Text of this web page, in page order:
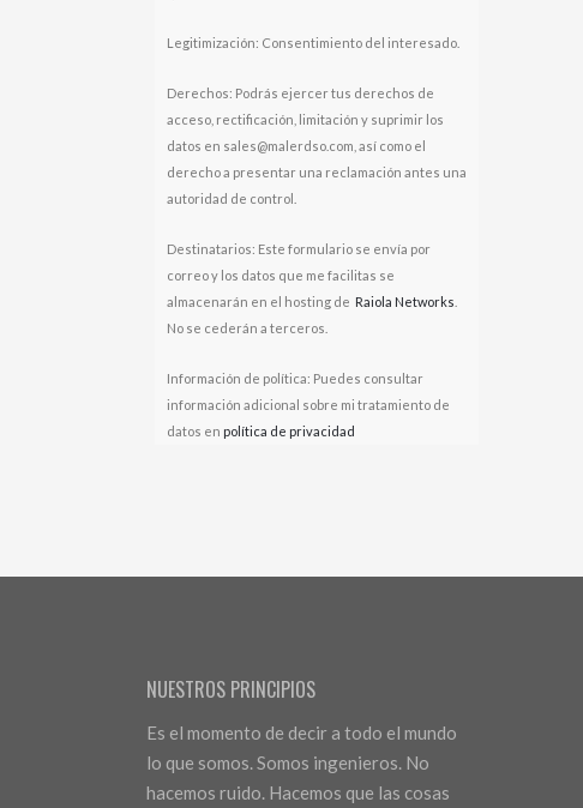
Legitimización: Consentimiento del interesado.
Derechos: Podrás ejercer tus derechos de
acceso, rectificación, limitación y suprimir los
datos en sales@malerdso.com, así como el
derecho a presentar una reclamación antes una
autoridad de control.
Destinatarios: Este formulario se envía por
correo y los datos que me facilitas se
almacenarán en el hosting de Raiola Networks
No se cederán a terceros.
Información de política: Puedes consultar
información adicional sobre mi tratamiento de
datos en política de privacidad
NUESTROS PRINCIPIOS
Es el momento de decir a todo el mundo
lo que somos. Somos ingenieros. No
hacemos ruido. Hacemos que las cosas